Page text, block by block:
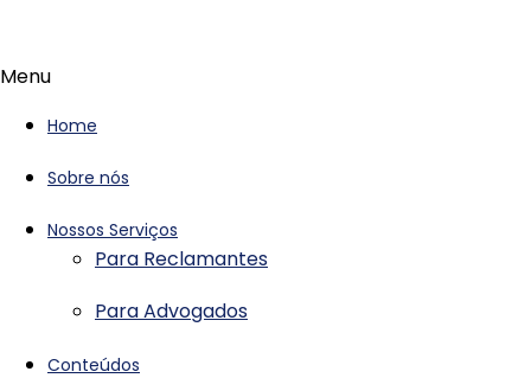
Menu
Home
Sobre nós
Nossos Serviços
Para Reclamantes
Para Advogados
Conteúdos